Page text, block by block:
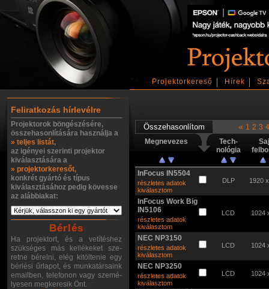
Projektorkereső Hírek
Feliratkozás hírlevélre
Projektorok böngészésére,
összehasonlítására használja a
» teljes listát,
az igényei szerinti projektor
kiválasztására a
» projektorkeresőt,
konkrét gyártó és típus
kiválasztásához pedig kövesse
az alábbiakat:
Bérlés
Ha projektort, és a vetítéshez
szükséges más kellékeket sze-
retne bérelni, elég kitöltenie egy
bérlési űrlapot, és munkatársaink
emailben, telefonon vagy szemé-
lyesen megkeresik Önt.
« 1 2 3 4
Megnevezes
Tech-
nológia
InFocus IN5504
részletes adatok
kiválasztom
DLP 1920
InFocus Work Big
IN5106
részletes adatok
kiválasztom
LCD 1024
NEC NP3150
részletes adatok
kiválasztom
LCD 1024
NEC NP3250
részletes adatok
kiválasztom
LCD 1024